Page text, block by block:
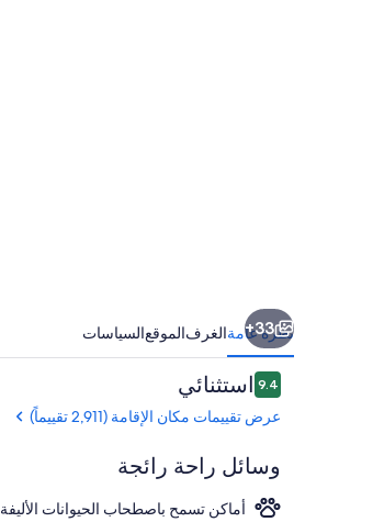
33+
نظرة عامةالغرفالموقعالسياسات
التقييمات
9.49.4 من 10استثنائي
عرض تقييمات مكان الإقامة (2,911 تقييماً)
وسائل راحة رائجة
أماكن تسمح باصطحاب الحيوانات الأليفة